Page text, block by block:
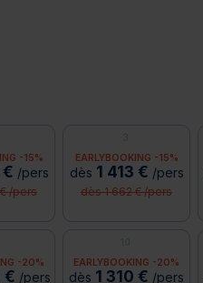
-15%
€ /pers
/pers
EARLYBOOKING -15%
dès 1 413 € /pers
dès 1 662 € /pers
-20%
€ /pers
EARLYBOOKING -20%
dès 1 310 € /pers